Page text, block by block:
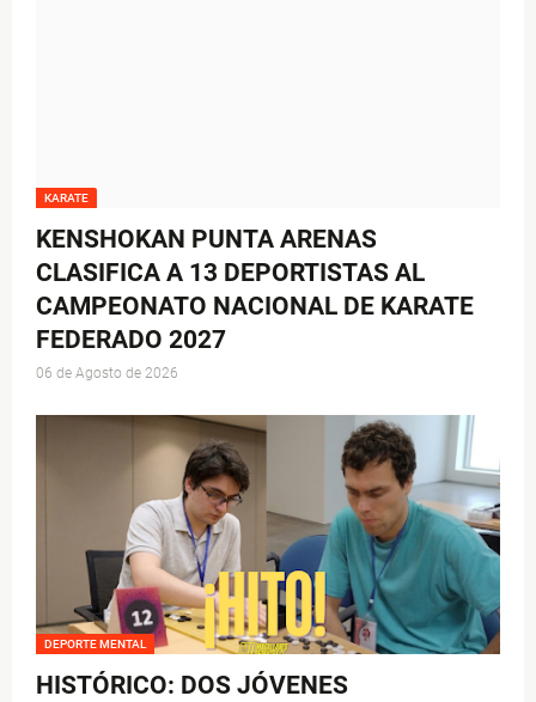
KARATE
KENSHOKAN PUNTA ARENAS
CLASIFICA A 13 DEPORTISTAS AL
CAMPEONATO NACIONAL DE KARATE
FEDERADO 2027
06 de Agosto de 2026
DEPORTE MENTAL
HISTÓRICO: DOS JÓVENES